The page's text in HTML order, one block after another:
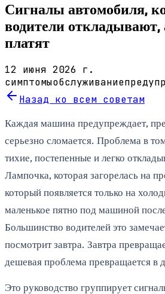
Сигналы автомобиля,
водители откладывают,
платят
12 июня 2026 г.
симптомыобслуживание
Назад ко всем советам
Каждая машина предупреждает,
серьезно сломается. Проблема в
тихие, постепенные и легко
Лампочка, которая загорелась на
который появляется только на
маленькое пятно под машиной
Большинство водителей это
посмотрит завтра. Завтра
дешевая проблема превращается в
Это руководство группирует